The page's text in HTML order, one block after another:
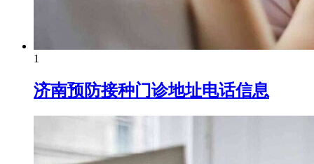
1
济南预防接种门诊地址电话信息